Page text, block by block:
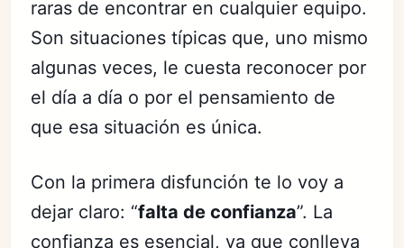
raras de encontrar en cualquier equipo.
Son situaciones típicas que, uno mismo
algunas veces, le cuesta reconocer por
el día a día o por el pensamiento de
que esa situación es única.
Con la primera disfunción te lo voy a
dejar claro: “falta de confianza”. La
confianza es esencial, ya que conlleva